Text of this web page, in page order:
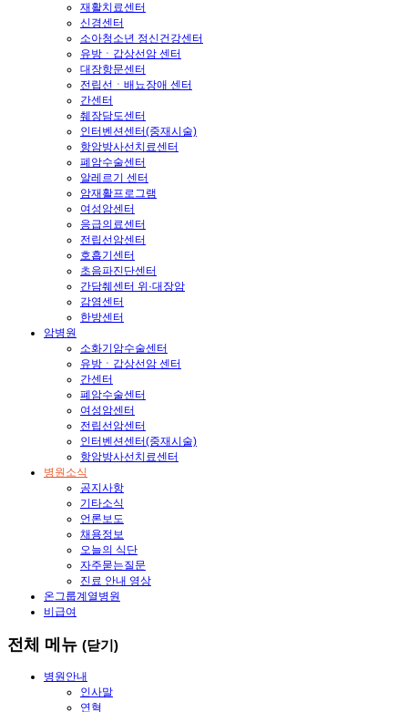
재활치료센터
신경센터
소아청소년 정신건강센터
유방ㆍ갑상선암 센터
대장항문센터
전립선ㆍ배뇨장애 센터
간센터
췌장담도센터
인터벤션센터(중재시술)
항암방사선치료센터
폐암수술센터
알레르기 센터
암재활프로그램
여성암센터
응급의료센터
전립선암센터
호흡기센터
초음파진단센터
간담췌센터 위·대장암
감염센터
한방센터
암병원
소화기암수술센터
유방ㆍ갑상선암 센터
간센터
폐암수술센터
여성암센터
전립선암센터
인터벤션센터(중재시술)
항암방사선치료센터
병원소식
공지사항
기타소식
언론보도
채용정보
오늘의 식단
자주묻는질문
진료 안내 영상
온그룹계열병원
비급여
전체 메뉴 (닫기)
병원안내
인사말
연혁